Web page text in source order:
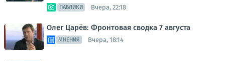
ПАБЛИКИ Вчера, 22:18
Олег Царёв: Фронтовая сводка 7 августа
МНЕНИЯ Вчера, 18:14